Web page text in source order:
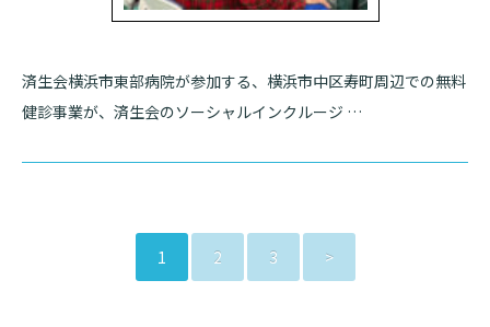
済生会横浜市東部病院が参加する、横浜市中区寿町周辺での無料
健診事業が、済生会のソーシャルインクルージ …
1 2 3 >